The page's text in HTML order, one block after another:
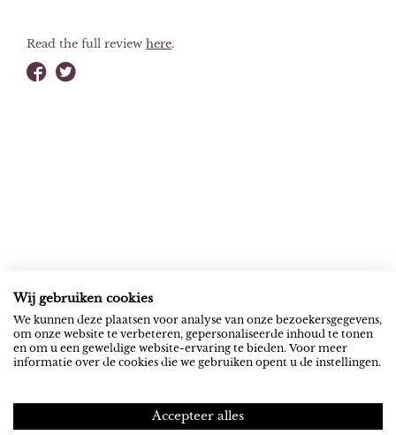
Read the full review here.
ROB RIEMEN
News
Contact
SOCIAL
YouTube
Spotify
NEXUS INSTITUUT PRIVACY
Wij gebruiken cookies
We kunnen deze plaatsen voor analyse van onze bezoekersgegevens,
om onze website te verbeteren, gepersonaliseerde inhoud te tonen
en om u een geweldige website-ervaring te bieden. Voor meer
informatie over de cookies die we gebruiken opent u de instellingen.
Accepteer alles